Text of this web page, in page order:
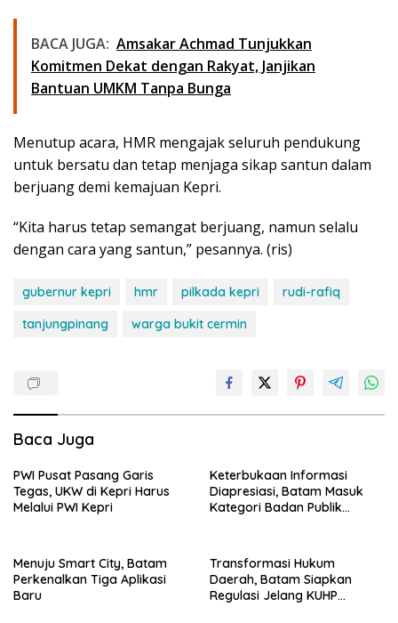
BACA JUGA: Amsakar Achmad Tunjukkan
Komitmen Dekat dengan Rakyat, Janjikan
Bantuan UMKM Tanpa Bunga
Menutup acara, HMR mengajak seluruh pendukung
untuk bersatu dan tetap menjaga sikap santun dalam
berjuang demi kemajuan Kepri.
“Kita harus tetap semangat berjuang, namun selalu
dengan cara yang santun,” pesannya. (ris)
gubernur kepri hmr pilkada kepri
rudi-rafiq
tanjungpinang
warga bukit cermin
Baca Juga
PWI Pusat Pasang Garis
Tegas, UKW di Kepri Harus
Melalui PWI Kepri
Keterbukaan Informasi
Diapresiasi, Batam Masuk
Kategori Badan Publik
Menuju Smart City, Batam
Perkenalkan Tiga Aplikasi
Baru
Transformasi Hukum
Daerah, Batam Siapkan
Regulasi Jelang KUHP